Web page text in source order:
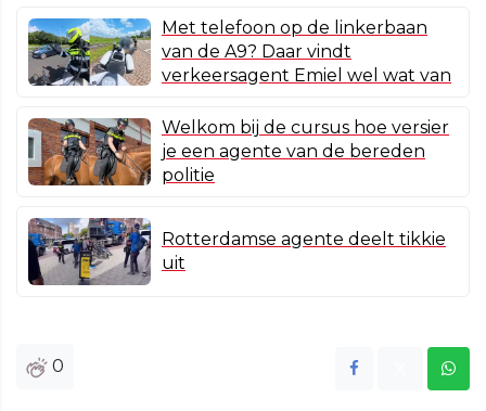
Met telefoon op de linkerbaan
van de A9? Daar vindt
verkeersagent Emiel wel wat van
Welkom bij de cursus hoe versier
je een agente van de bereden
politie
Rotterdamse agente deelt tikkie
uit
0